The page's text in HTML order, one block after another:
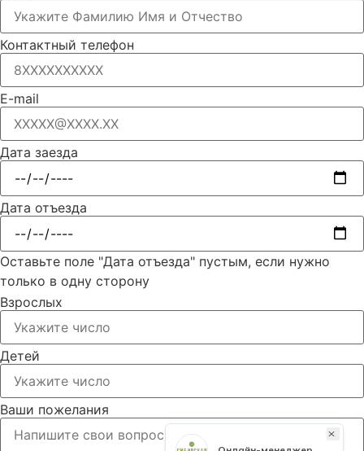
Контактный телефон
E-mail
Дата заезда
Дата отъезда
Оставьте поле "Дата отъезда" пустым, если нужно
только в одну сторону
Взрослых
Детей
Ваши пожелания